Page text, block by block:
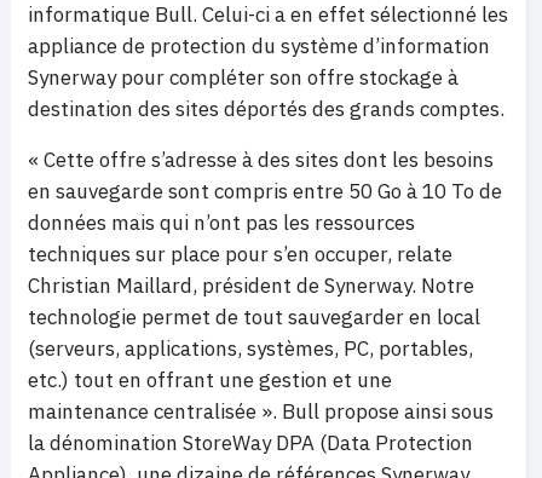
informatique Bull. Celui-ci a en effet sélectionné les
appliance de protection du système d’information
Synerway pour compléter son offre stockage à
destination des sites déportés des grands comptes.
« Cette offre s’adresse à des sites dont les besoins
en sauvegarde sont compris entre 50 Go à 10 To de
données mais qui n’ont pas les ressources
techniques sur place pour s’en occuper, relate
Christian Maillard, président de Synerway. Notre
technologie permet de tout sauvegarder en local
(serveurs, applications, systèmes, PC, portables,
etc.) tout en offrant une gestion et une
maintenance centralisée ». Bull propose ainsi sous
la dénomination StoreWay DPA (Data Protection